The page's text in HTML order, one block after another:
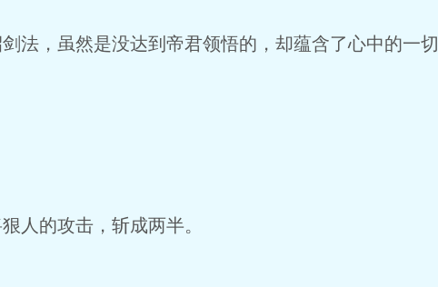
，虽然是没达到帝君领悟的，却蕴含了心中的一切
的攻击，斩成两半。